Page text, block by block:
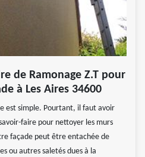
de Ramonage Z.T pour
à Les Aires 34600
est simple. Pourtant, il faut avoir
faire pour nettoyer les murs
façade peut être entachée de
ou autres saletés dues à la